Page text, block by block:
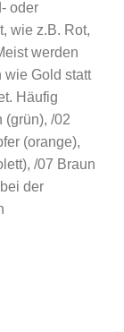
oder
wie z.B. Rot,
werden
wie Gold statt
Häufig
(grün), /02
(orange),
/07 Braun
der